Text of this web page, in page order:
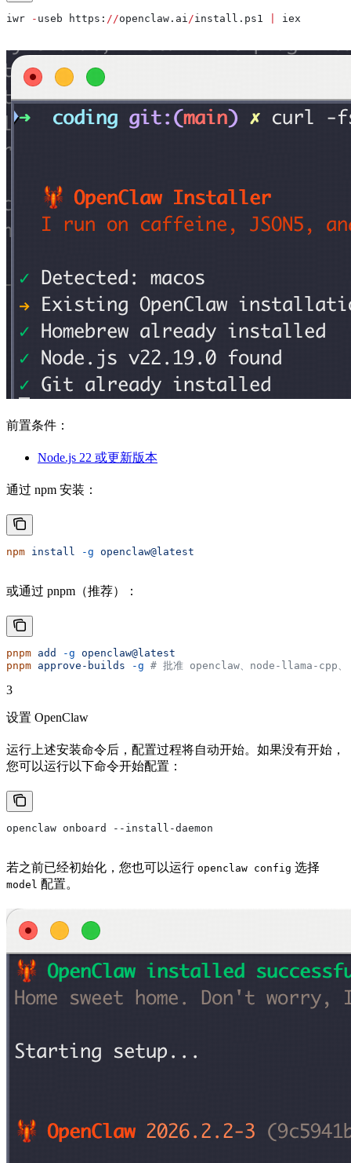
iwr - useb https: //openclaw.ai /install.ps1 iex
前置条件：
Node.js 22 或更新版本
通过 npm 安装：
npm install -g openclaw@latest
或通过 pnpm（推荐）：
pnpm add -g openclaw@latest
pnpm approve-builds -g # 批准 openclaw、node-llama-cpp
3
设置 OpenClaw
运行上述安装命令后，配置过程将自动开始。如果没有开始，
您可以运行以下命令开始配置：
openclaw onboard --install-daemon
若之前已经初始化，您也可以运行 openclaw config 选择
model 配置。